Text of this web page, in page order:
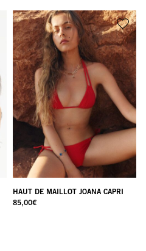
HAUT DE MAILLOT JOANA CAPRI
85,00€